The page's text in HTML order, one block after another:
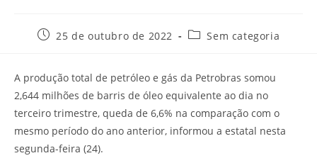
25 de outubro de 2022 Sem categoria
A produção total de petróleo e gás da Petrobras somou
2,644 milhões de barris de óleo equivalente ao dia no
terceiro trimestre, queda de 6,6% na comparação com o
mesmo período do ano anterior, informou a estatal nesta
segunda-feira (24).